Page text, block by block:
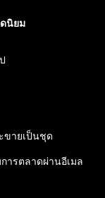
นิยม
ขายเป็นชุด
การตลาดผ่านอีเมล